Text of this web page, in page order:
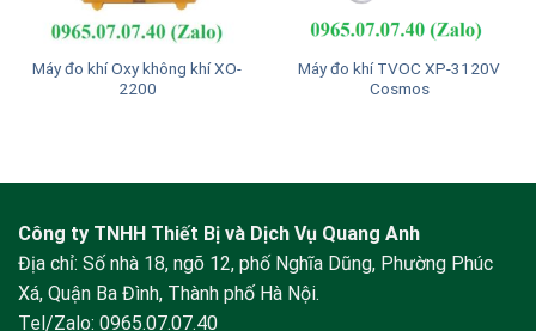
Máy đo khí Oxy không khí XO-
2200
Máy đo khí TVOC XP-3120V
Cosmos
Công ty TNHH Thiết Bị và Dịch Vụ Quang Anh
Địa chỉ: Số nhà 18, ngõ 12, phố Nghĩa Dũng, Phường Phúc
Xá, Quận Ba Đình, Thành phố Hà Nội.
Tel/Zalo: 0965.07.07.40